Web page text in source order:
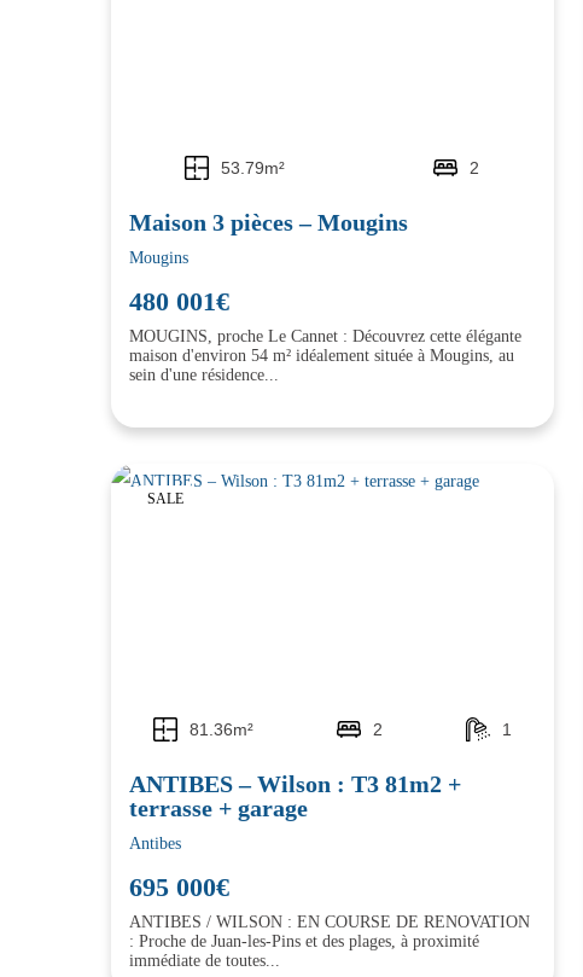
53.79m² 2
Maison 3 pièces – Mougins
Mougins
480 001€
MOUGINS, proche Le Cannet : Découvrez cette élégante
maison d'environ 54 m² idéalement située à Mougins, au
sein d'une résidence...
SALE
81.36m² 2 1
ANTIBES – Wilson : T3 81m2 +
terrasse + garage
Antibes
695 000€
ANTIBES / WILSON : EN COURSE DE RENOVATION
: Proche de Juan-les-Pins et des plages, à proximité
immédiate de toutes...